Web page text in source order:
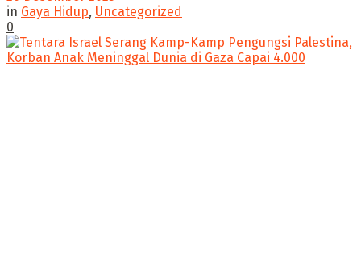
in Gaya Hidup, Uncategorized
0